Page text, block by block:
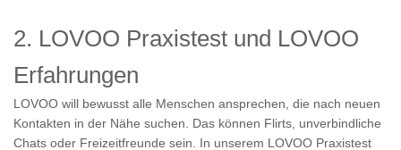
2. LOVOO Praxistest und LOVOO
Erfahrungen
LOVOO will bewusst alle Menschen ansprechen, die nach neuen
Kontakten in der Nähe suchen. Das können Flirts, unverbindliche
Chats oder Freizeitfreunde sein. In unserem LOVOO Praxistest